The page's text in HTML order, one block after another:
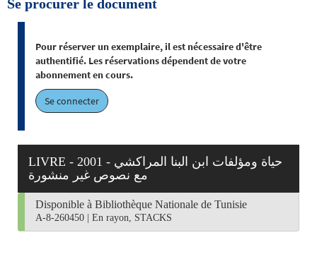
Se procurer le document
Pour réserver un exemplaire, il est nécessaire d'être
authentifié. Les réservations dépendent de votre
abonnement en cours.
Se connecter
LIVRE - 2001 - حياة ومؤلفات ابن البنا المراكشي
مع نصوص غير منشورة‏
Disponible à Bibliothèque Nationale de Tunisie
A-8-260450 En rayon, STACKS